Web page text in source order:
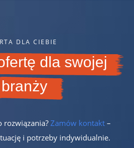
DLA CIEBIE
dla swojej
branży
rozwiązania? Zamów kontakt–
i potrzeby indywidualnie.